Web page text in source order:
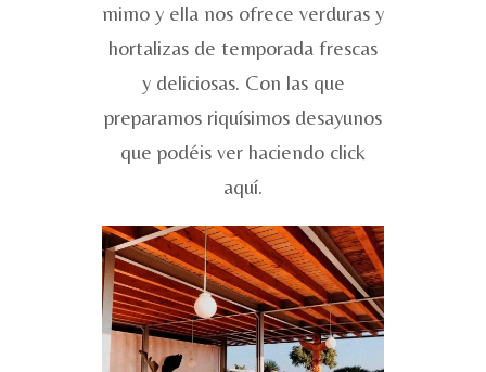
mimo y ella nos ofrece verduras y
hortalizas de temporada frescas
y deliciosas. Con las que
preparamos riquísimos desayunos
que podéis ver haciendo click
aquí.